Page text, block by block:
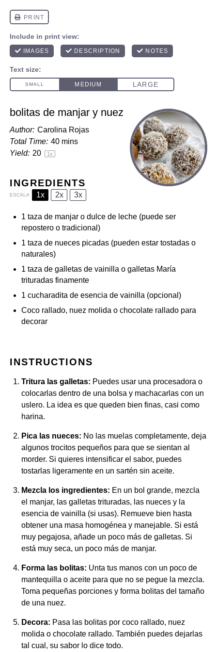
bolitas de manjar y nuez
Author: Carolina Rojas
Total Time: 40 mins
Yield: 20 1x
INGREDIENTS
ESCALA 1x 2x 3x
1 taza de manjar o dulce de leche (puede ser
repostero o tradicional)
1 taza de nueces picadas (pueden estar tostadas o
naturales)
1 taza de galletas de vainilla o galletas María
trituradas finamente
1 cucharadita de esencia de vainilla (opcional)
Coco rallado, nuez molida o chocolate rallado para
decorar
INSTRUCTIONS
Tritura las galletas: Puedes usar una procesadora o
colocarlas dentro de una bolsa y machacarlas con un
uslero. La idea es que queden bien finas, casi como
harina.
Pica las nueces: No las muelas completamente, deja
algunos trocitos pequeños para que se sientan al
morder. Si quieres intensificar el sabor, puedes
tostarlas ligeramente en un sartén sin aceite.
Mezcla los ingredientes: En un bol grande, mezcla
el manjar, las galletas trituradas, las nueces y la
esencia de vainilla (si usas). Remueve bien hasta
obtener una masa homogénea y manejable. Si está
muy pegajosa, añade un poco más de galletas. Si
está muy seca, un poco más de manjar.
Forma las bolitas: Unta tus manos con un poco de
mantequilla o aceite para que no se pegue la mezcla.
Toma pequeñas porciones y forma bolitas del tamaño
de una nuez.
Decora: Pasa las bolitas por coco rallado, nuez
molida o chocolate rallado. También puedes dejarlas
tal cual, su sabor lo dice todo.